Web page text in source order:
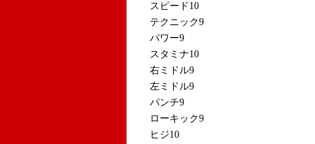
スピード10
テクニック9
パワー9
スタミナ10
右ミドル9
左ミドル9
パンチ9
ローキック9
ヒジ10